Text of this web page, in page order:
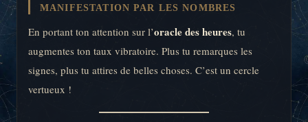
MANIFESTATION PAR LES NOMBRES
En portant ton attention sur l’oracle des heures, tu
augmentes ton taux vibratoire. Plus tu remarques les
signes, plus tu attires de belles choses. C’est un cercle
vertueux !